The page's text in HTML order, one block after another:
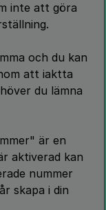
inte att göra
och du kan
att iaktta
du lämna
är en
aktiverad kan
nummer
skapa i din